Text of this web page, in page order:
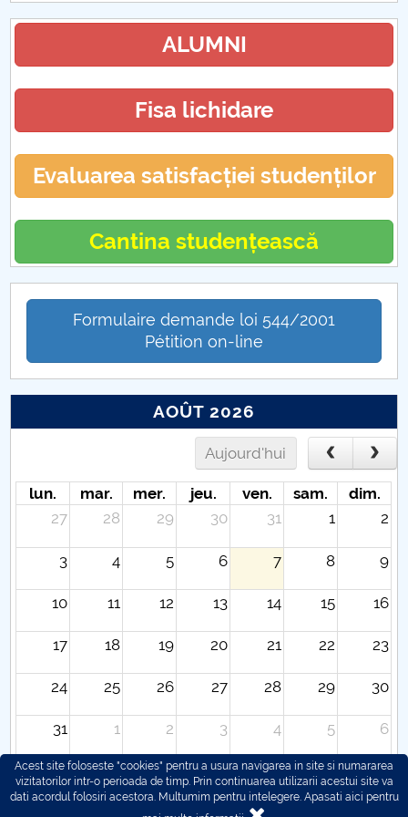
ALUMNI
Fisa lichidare
Evaluarea satisfacției studenților
Cantina studențească
Formulaire demande loi 544/2001
Pétition on-line
AOÛT 2026
Aujourd'hui
lun. mar. mer. jeu. ven. sam.
dim.
27
28 29 30 31 1 2
3 4 5 6 7 8 9
10 11 12 13 14 15 16
17 18 19 20 21 22 23
24 25 26 27 28 29 30
31 1 2 3 4 5 6
Acest site foloseste "cookies" pentru a usura navigarea in site si numararea
vizitatorilor intr-o perioada de timp. Prin continuarea utilizarii acestui site va
dati acordul folosiri acestora. Multumim pentru intelegere. Apasati aici pentru